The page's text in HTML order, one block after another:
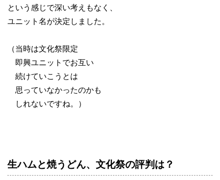
という感じで深い考えもなく、
ユニット名が決定しました。
（当時は文化祭限定
即興ユニットでお互い
続けていこうとは
思っていなかったのかも
しれないですね。）
生ハムと焼うどん、文化祭の評判は？